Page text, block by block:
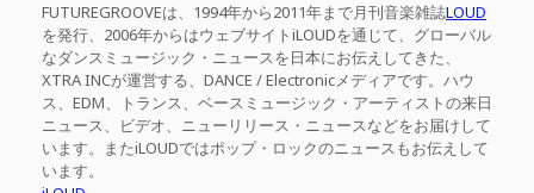
FUTUREGROOVEは、1994年から2011年まで月刊音楽雑誌LOUD
を発行、2006年からはウェブサイトiLOUDを通じて、グローバル
なダンスミュージック・ニュースを日本にお伝えしてきた、
XTRA INCが運営する、DANCE / Electronicメディアです。ハウ
ス、EDM、トランス、ベースミュージック・アーティストの来日
ニュース、ビデオ、ニューリリース・ニュースなどをお届けして
います。またiLOUDではポップ・ロックのニュースもお伝えして
います。